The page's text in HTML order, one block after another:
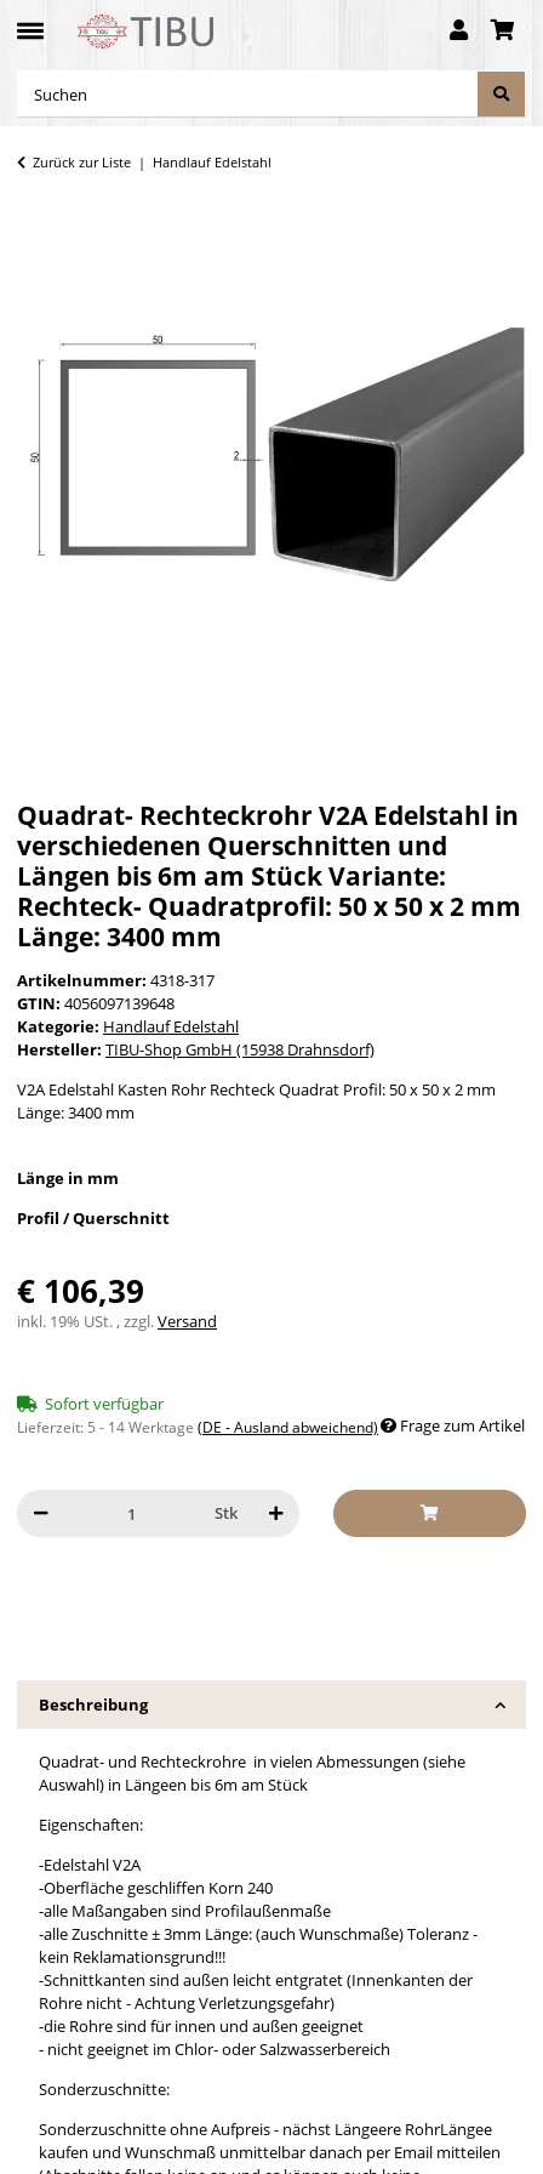
Zurück zur Liste Handlauf Edelstahl
Quadrat- Rechteckrohr V2A Edelstahl in
verschiedenen Querschnitten und
Längen bis 6m am Stück Variante:
Rechteck- Quadratprofil: 50 x 50 x 2 mm
Länge: 3400 mm
Artikelnummer: 4318-317
GTIN: 4056097139648
Kategorie: Handlauf Edelstahl
Hersteller: TIBU-Shop GmbH (15938 Drahnsdorf)
V2A Edelstahl Kasten Rohr Rechteck Quadrat Profil: 50 x 50 x 2 mm
Länge: 3400 mm
Länge in mm
Profil / Querschnitt
€ 106,39
inkl. 19% USt. , zzgl.Versand
Sofort verfügbar
Lieferzeit: 5 - 14 Werktage (DE - Ausland abweichend) Frage zum Artikel
Stk
Beschreibung
Quadrat- und Rechteckrohre in vielen Abmessungen (siehe
Auswahl) in Längeen bis 6m am Stück
Eigenschaften:
-Edelstahl V2A
-Oberfläche geschliffen Korn 240
-alle Maßangaben sind Profilaußenmaße
-alle Zuschnitte ± 3mm Länge: (auch Wunschmaße) Toleranz -
kein Reklamationsgrund!!!
-Schnittkanten sind außen leicht entgratet (Innenkanten der
Rohre nicht - Achtung Verletzungsgefahr)
-die Rohre sind für innen und außen geeignet
- nicht geeignet im Chlor- oder Salzwasserbereich
Sonderzuschnitte:
Sonderzuschnitte ohne Aufpreis - nächst Längeere RohrLängee
kaufen und Wunschmaß unmittelbar danach per Email mitteilen